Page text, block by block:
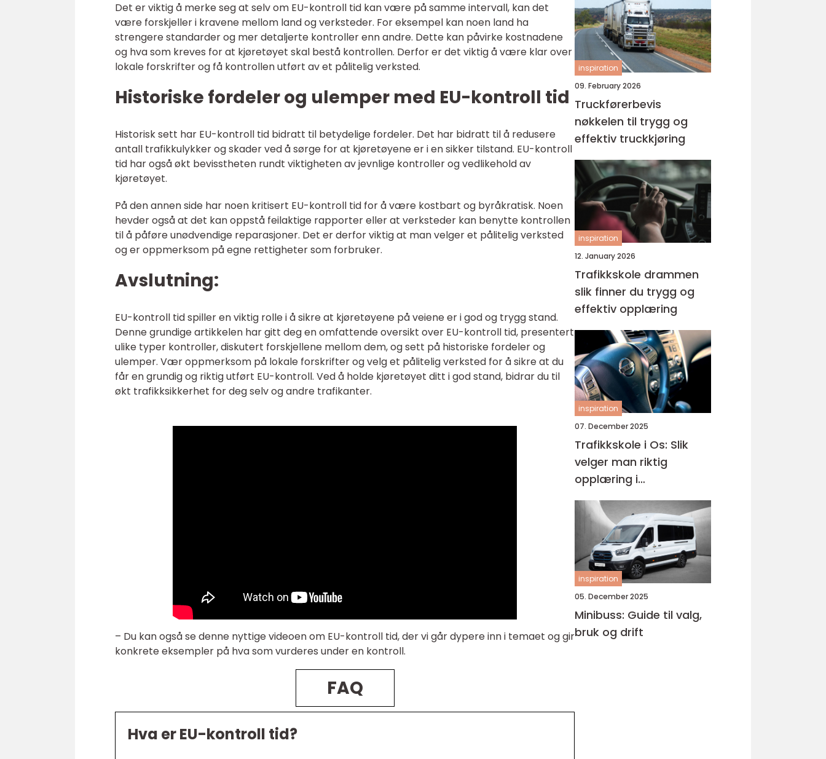
Det er viktig å merke seg at selv om EU-kontroll tid kan være på samme intervall, kan det
være forskjeller i kravene mellom land og verksteder. For eksempel kan noen land ha
strengere standarder og mer detaljerte kontroller enn andre. Dette kan påvirke kostnadene
og hva som kreves for at kjøretøyet skal bestå kontrollen. Derfor er det viktig å være klar over
lokale forskrifter og få kontrollen utført av et pålitelig verksted.
Historiske fordeler og ulemper med EU-kontroll tid
Historisk sett har EU-kontroll tid bidratt til betydelige fordeler. Det har bidratt til å redusere
antall trafikkulykker og skader ved å sørge for at kjøretøyene er i en sikker tilstand. EU-kontroll
tid har også økt bevisstheten rundt viktigheten av jevnlige kontroller og vedlikehold av
kjøretøyet.
På den annen side har noen kritisert EU-kontroll tid for å være kostbart og byråkratisk. Noen
hevder også at det kan oppstå feilaktige rapporter eller at verksteder kan benytte kontrollen
til å påføre unødvendige reparasjoner. Det er derfor viktig at man velger et pålitelig verksted
og er oppmerksom på egne rettigheter som forbruker.
Avslutning:
EU-kontroll tid spiller en viktig rolle i å sikre at kjøretøyene på veiene er i god og trygg stand.
Denne grundige artikkelen har gitt deg en omfattende oversikt over EU-kontroll tid, presentert
ulike typer kontroller, diskutert forskjellene mellom dem, og sett på historiske fordeler og
ulemper. Vær oppmerksom på lokale forskrifter og velg et pålitelig verksted for å sikre at du
får en grundig og riktig utført EU-kontroll. Ved å holde kjøretøyet ditt i god stand, bidrar du til
økt trafikksikkerhet for deg selv og andre trafikanter.
– Du kan også se denne nyttige videoen om EU-kontroll tid, der vi går dypere inn i temaet og gir
konkrete eksempler på hva som vurderes under en kontroll.
FAQ
Hva er EU-kontroll tid?
inspiration
09. February 2026
Truckførerbevis
nøkkelen til trygg og
effektiv truckkjøring
inspiration
12. January 2026
Trafikkskole drammen
slik finner du trygg og
effektiv opplæring
inspiration
07. December 2025
Trafikkskole i Os: Slik
velger man riktig
opplæring i
Bjørnafjorden
inspiration
05. December 2025
Minibuss: Guide til valg,
bruk og drift